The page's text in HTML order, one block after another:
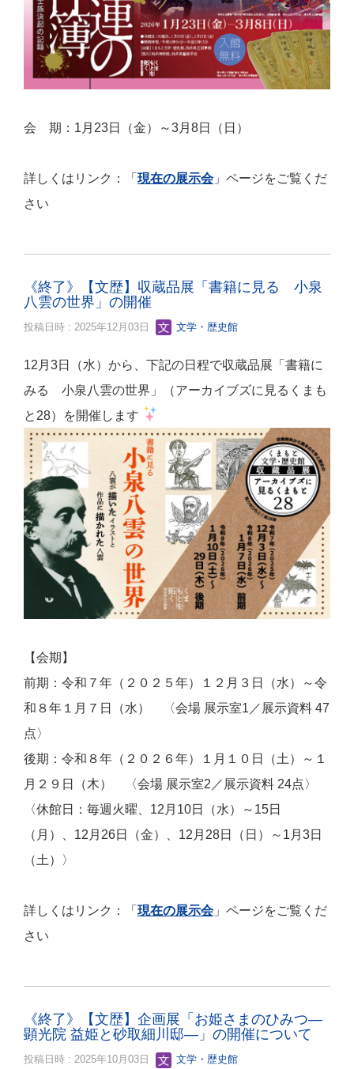
会 期：1月23日（金）～3月8日（日）
詳しくはリンク：「 現在の展示会」ページをご覧くだ
さい
《終了》【文歴】収蔵品展「書籍に見る 小泉
八雲の世界」の開催
投稿日時 : 2025年12月03日 文学・歴史館
12月3日（水）から、下記の日程で収蔵品展「書籍に
みる 小泉八雲の世界」（アーカイブズに見るくまも
と28）を開催します
【会期】
前期：令和７年（２０２５年）１２月３日（水）～令
和８年１月７日（水） 〈会場 展示室1／展示資料 47
点〉
後期：令和８年（２０２６年）１月１０日（土）～１
月２９日（木） 〈会場 展示室2／展示資料 24点〉
〈休館日：毎週火曜、12月10日（水）～15日
（月）、12月26日（金）、12月28日（日）～1月3日
（土）〉
詳しくはリンク：「 現在の展示会」ページをご覧くだ
さい
《終了》【文歴】企画展「お姫さまのひみつ―
顕光院 益姫と砂取細川邸―」の開催について
投稿日時 : 2025年10月03日 文学・歴史館